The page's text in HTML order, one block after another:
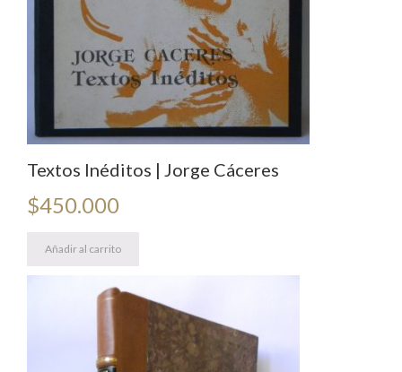
Textos Inéditos | Jorge Cáceres
$450.000
Añadir al carrito